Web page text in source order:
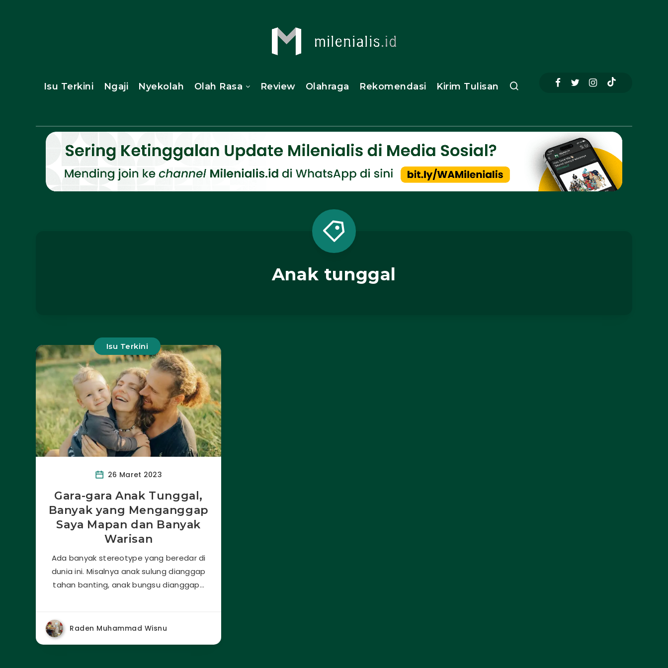
Isu Terkini Ngaji Nyekolah Olah Rasa Review Olahraga Rekomendasi Kirim Tulisan
Anak tunggal
Isu Terkini
26 Maret 2023
Gara-gara Anak Tunggal,
Banyak yang Menganggap
Saya Mapan dan Banyak
Warisan
Ada banyak stereotype yang beredar di
dunia ini. Misalnya anak sulung dianggap
tahan banting, anak bungsu dianggap…
Raden Muhammad Wisnu